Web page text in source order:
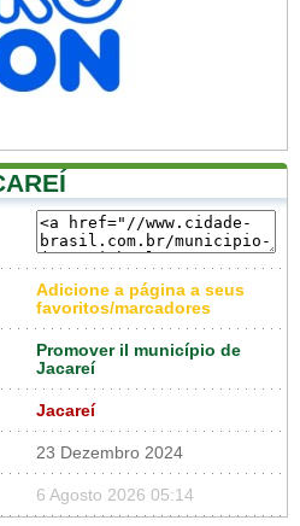
Adicione a página a seus
favoritos/marcadores
Promover il município de
Jacareí
Jacareí
23 Dezembro 2024
6 Agosto 2026 05:14